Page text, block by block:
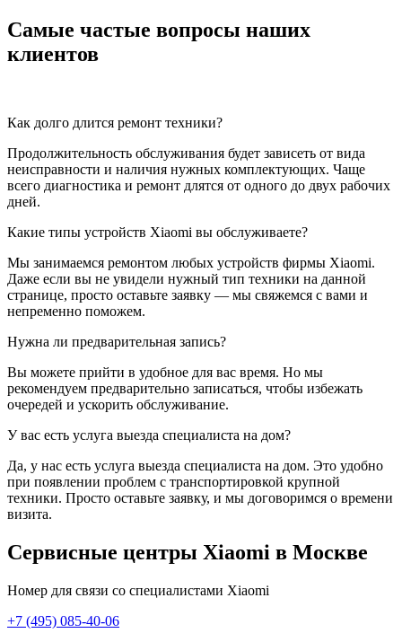
Самые частые вопросы наших
клиентов
Как долго длится ремонт техники?
Продолжительность обслуживания будет зависеть от вида
неисправности и наличия нужных комплектующих. Чаще
всего диагностика и ремонт длятся от одного до двух рабочих
дней.
Какие типы устройств Xiaomi вы обслуживаете?
Мы занимаемся ремонтом любых устройств фирмы Xiaomi.
Даже если вы не увидели нужный тип техники на данной
странице, просто оставьте заявку — мы свяжемся с вами и
непременно поможем.
Нужна ли предварительная запись?
Вы можете прийти в удобное для вас время. Но мы
рекомендуем предварительно записаться, чтобы избежать
очередей и ускорить обслуживание.
У вас есть услуга выезда специалиста на дом?
Да, у нас есть услуга выезда специалиста на дом. Это удобно
при появлении проблем с транспортировкой крупной
техники. Просто оставьте заявку, и мы договоримся о времени
визита.
Сервисные центры Xiaomi в Москве
Номер для связи со специалистами Xiaomi
+7 (495) 085-40-06